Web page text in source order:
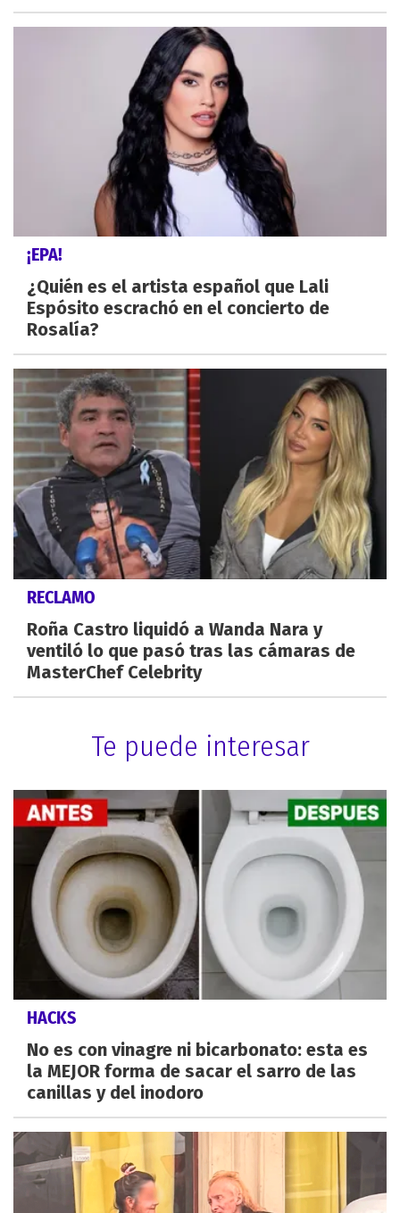
¡EPA!
¿Quién es el artista español que Lali
Espósito escrachó en el concierto de
Rosalía?
RECLAMO
Roña Castro liquidó a Wanda Nara y
ventiló lo que pasó tras las cámaras de
MasterChef Celebrity
Te puede interesar
HACKS
No es con vinagre ni bicarbonato: esta es
la MEJOR forma de sacar el sarro de las
canillas y del inodoro